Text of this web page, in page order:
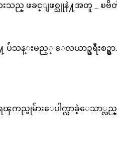
င္ျဖစ္သူနဲ႔အတူ _ ၿဗိတိန္ႏို
ည့္ ေလယာဥ္ခရီးစဥ္မွာ.. ပိ
မ်ားေပါက္လာခဲ့ေသာ္လည္း